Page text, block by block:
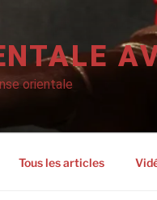
orientale
Tous les articles